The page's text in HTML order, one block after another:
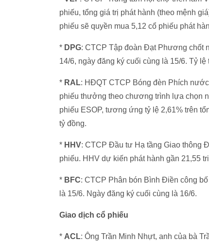
phiếu, tổng giá trị phát hành (theo mệnh
phiếu sẽ quyền mua 5,12 cổ phiếu phát
* DPG: CTCP Tập đoàn Đạt Phương chốt
14/6, ngày đăng ký cuối cùng là 15/6. Tỷ
* RAL: HĐQT CTCP Bóng đèn Phích
phiếu thưởng theo chương trình lựa chọn
phiếu ESOP, tương ứng tỷ lệ 2,61% trên
tỷ đồng.
* HHV: CTCP Đầu tư Hạ tầng Giao thông
phiếu. HHV dự kiến phát hành gần 21,55
* BFC: CTCP Phân bón Bình Điền công
là 15/6. Ngày đăng ký cuối cùng là 16/6.
Giao dịch cổ phiếu
* ACL: Ông Trần Minh Nhựt, anh của bà